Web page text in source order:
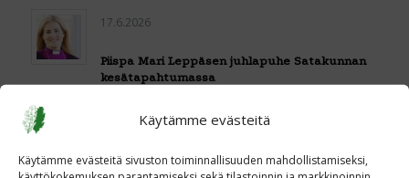
Käytämme evästeitä
Käytämme evästeitä sivuston toiminnallisuuden mahdollistamiseksi,
17.6.2026
Piispa Mari Leppäsen juhlapuhe Satakunnan
kesätapahtumassa